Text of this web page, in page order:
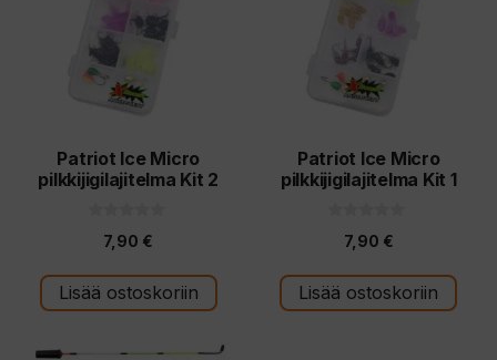
Patriot Ice Micro
pilkkijigilajitelma Kit 2
s
t
ä
7,90 €
Lisää ostoskoriin
Patriot Ice Micro
pilkkijigilajitelma Kit 1
s
t
ä
7,90 €
Lisää ostoskoriin